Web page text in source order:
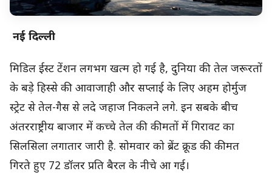
नई दिल्ली
मिडिल ईस्ट टेंशन लगभग खत्म हो गई है, दुनिया की तेल जरूरतों
के बड़े हिस्से की आवाजाही और सप्लाई के लिए अहम होर्मुज
स्ट्रेट से तेल-गैस से लदे जहाज निकलने लगे. इन सबके बीच
अंतरराष्ट्रीय बाजार में कच्चे तेल की कीमतों में गिरावट का
सिलसिला लगातार जारी है. सोमवार को ब्रेंट क्रूड की कीमत
गिरते हुए 72 डॉलर प्रति बैरल के नीचे आ गई।